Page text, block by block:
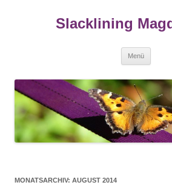
Slacklining
Menü
MONATSARCHIV: AUGUST 2014